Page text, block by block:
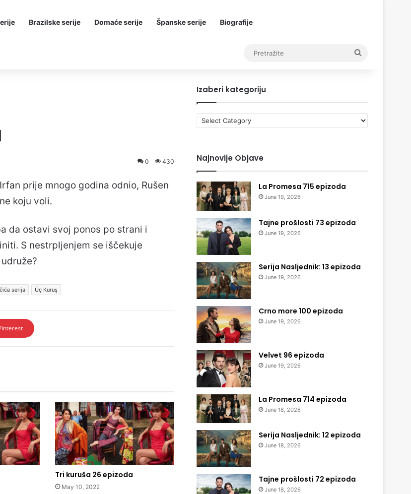
Brazilske serije Domaće serije Španske serije Biografije
0 430
prije mnogo godina odnio, Rušen
koju voli.
da ostavi svoj ponos po strani i
S nestrpljenjem se iščekuje
serija Üç Kuruş
Tri kuruša 26 epizoda
May 10, 2022
Izaberi kategoriju
Izaberi
kategoriju
Najnovije Objave
La Promesa 715 epizoda
June 19, 2026
Tajne prošlosti 73 epizoda
June 19, 2026
Serija Nasljednik: 13 epizoda
June 19, 2026
Crno more 100 epizoda
June 19, 2026
Velvet 96 epizoda
June 19, 2026
La Promesa 714 epizoda
June 18, 2026
Serija Nasljednik: 12 epizoda
June 18, 2026
Tajne prošlosti 72 epizoda
June 18, 2026